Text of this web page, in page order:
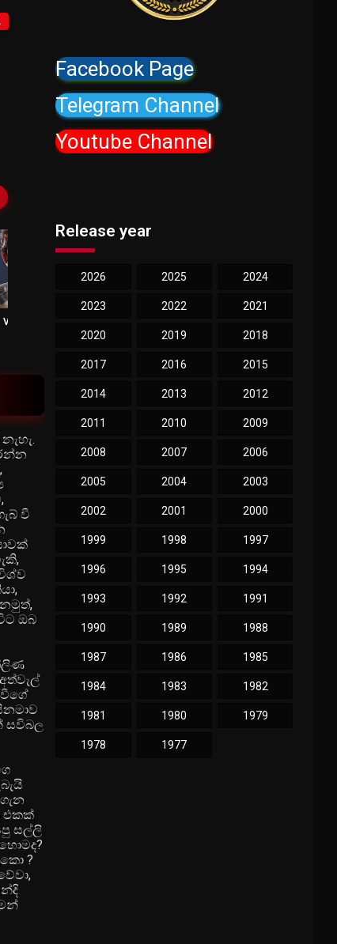
Varun Kamal
වී
ඔබ
සවිබල
එකක්
සල්ලි
?
Facebook Page
Telegram Channel
Youtube Channel
Release year
2026 2025 2024
2023 2022 2021
2020 2019 2018
2017 2016 2015
2014 2013 2012
2011 2010 2009
2008 2007 2006
2005 2004 2003
2002 2001 2000
1999 1998 1997
1996 1995 1994
1993 1992 1991
1990 1989 1988
1987 1986 1985
1984 1983 1982
1981 1980 1979
1978 1977